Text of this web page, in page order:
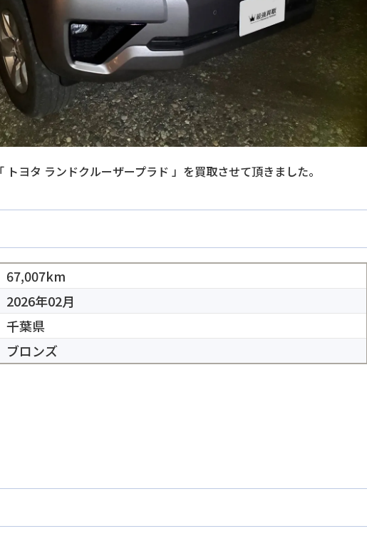
「 トヨタ ランドクルーザープラド 」を買取させて頂きました。
67,007km
2026年02月
千葉県
ブロンズ